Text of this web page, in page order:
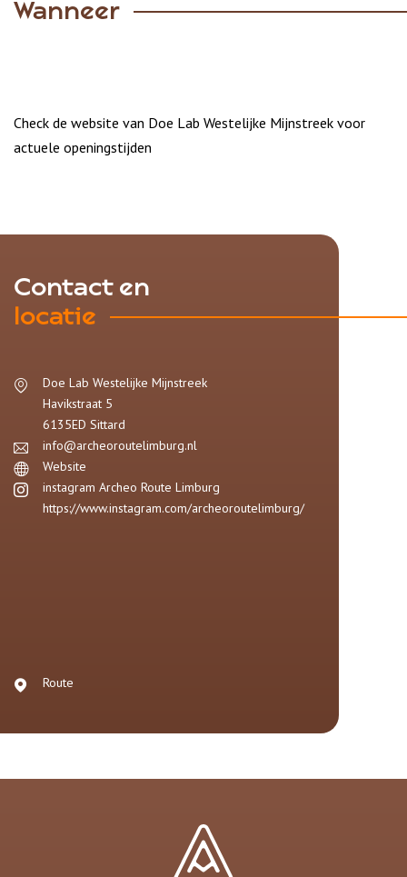
Wanneer
Check de website van Doe Lab Westelijke Mijnstreek voor
actuele openingstijden
Contact en
locatie
Doe Lab Westelijke Mijnstreek
Havikstraat 5
6135ED Sittard
info@archeoroutelimburg.nl
Website
instagram Archeo Route Limburg
https://www.instagram.com/archeoroutelimburg/
Route